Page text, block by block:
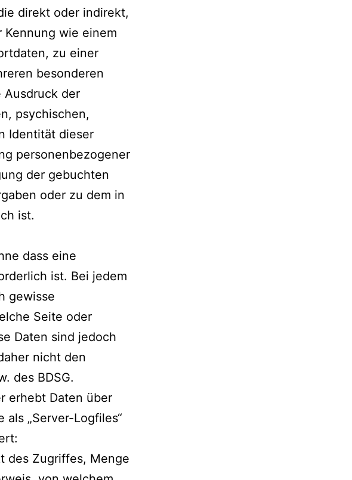
direkt oder indirekt,
wie einem
zu einer
besonderen
der
psychischen,
Identität dieser
personenbezogener
der gebuchten
oder zu dem in
ist.
dass eine
ist. Bei jedem
gewisse
Seite oder
Daten sind jedoch
nicht den
des BDSG.
erhebt Daten über
„Server-Logfiles“
des Zugriffes, Menge